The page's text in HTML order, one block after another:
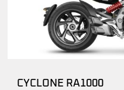
CYCLONE RA1000